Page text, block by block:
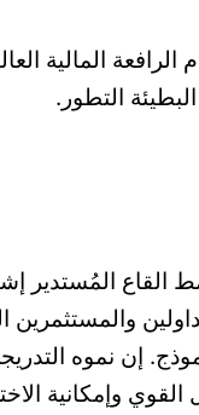
المالية
التطور.
القاع المُستدير
والمستثمرين
إن نموه
القوي وإمكانية